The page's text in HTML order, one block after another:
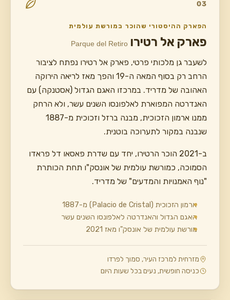
03
הפארק ההיסטורי שהוכר במורשת עולמית
פארק אל רטירו Parque del Retiro
לשעבר גן מלכותי פרטי, פארק אל רטירו נפתח לציבור
הרחב רק בסוף המאה ה-19 והפך מאז לריאה הירוקה
האהובה של מדריד. במרכזו האגם הגדול (אסטנקה) עם
האנדרטה המפוארת לאלפונסו השנים עשר, ולא הרחק
ממנו ארמון הזכוכית, מבנה ברזל וזכוכית מ-1887
שנבנה במקור לתערוכה בוטנית.
ב-2021 הוכר הרטירו, יחד עם שדרת פאסאו דל פראדו
הסמוכה, כמורשת עולמית של אונסק"ו תחת הכותרת
"נוף האמנויות והמדעים" של מדריד.
ארמון הזכוכית (Palacio de Cristal) מ-1887
האגם הגדול והאנדרטה לאלפונסו השנים עשר
מורשת עולמית של אונסק"ו מאז 2021
מזרחית למרכז העיר, סמוך לפרדו
כניסה חופשית, נעים בכל שעות היום